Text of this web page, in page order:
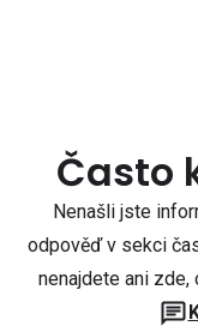
Často
Nenašli jste
odpověď v sekci
nenajdete ani zde,